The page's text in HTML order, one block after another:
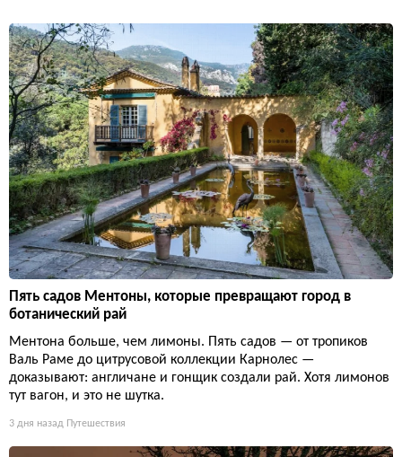
Пять садов Ментоны, которые превращают город в
ботанический рай
Ментона больше, чем лимоны. Пять садов — от тропиков
Валь Раме до цитрусовой коллекции Карнолес —
доказывают: англичане и гонщик создали рай. Хотя лимонов
тут вагон, и это не шутка.
3 дня назад Путешествия